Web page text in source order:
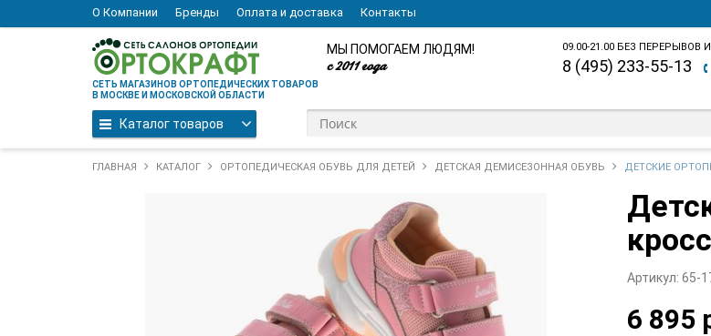
О Компании Бренды Оплата и доставка Контакты
СЕТЬ МАГАЗИНОВ ОРТОПЕДИЧЕСКИХ ТОВАРОВ
В МОСКВЕ И МОСКОВСКОЙ ОБЛАСТИ
Каталог товаров
МЫ ПОМОГАЕМ ЛЮДЯМ!
с 2011 года
09.00-21.00 БЕЗ
8 (495) 233-55-13
ГЛАВНАЯ КАТАЛОГ ОРТОПЕДИЧЕСКАЯ ОБУВЬ ДЛЯ ДЕТЕЙ ДЕТСКАЯ ДЕМИСЕЗОННАЯ ОБУВЬ ДЕТСКИЕ
Артикул: 65-
6 895